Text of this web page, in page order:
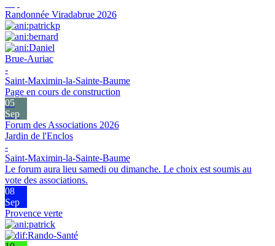
Randonnée Viradabrue 2026
Brue-Auriac
-
Saint-Maximin-la-Sainte-Baume
Page en cours de construction
05
Sep
Forum des Associations 2026
Jardin de l'Enclos
-
Saint-Maximin-la-Sainte-Baume
Le forum aura lieu samedi ou dimanche. Le choix est soumis au
vote des associations.
08
Sep
Provence verte